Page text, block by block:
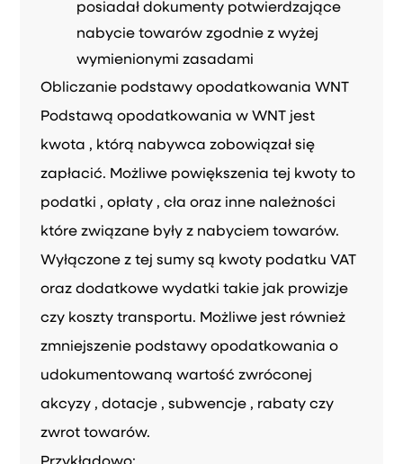
posiadał dokumenty potwierdzające
nabycie towarów zgodnie z wyżej
wymienionymi zasadami
Obliczanie podstawy opodatkowania WNT
Podstawą opodatkowania w WNT jest
kwota , którą nabywca zobowiązał się
zapłacić. Możliwe powiększenia tej kwoty to
podatki , opłaty , cła oraz inne należności
które związane były z nabyciem towarów.
Wyłączone z tej sumy są kwoty podatku VAT
oraz dodatkowe wydatki takie jak prowizje
czy koszty transportu. Możliwe jest również
zmniejszenie podstawy opodatkowania o
udokumentowaną wartość zwróconej
akcyzy , dotacje , subwencje , rabaty czy
zwrot towarów.